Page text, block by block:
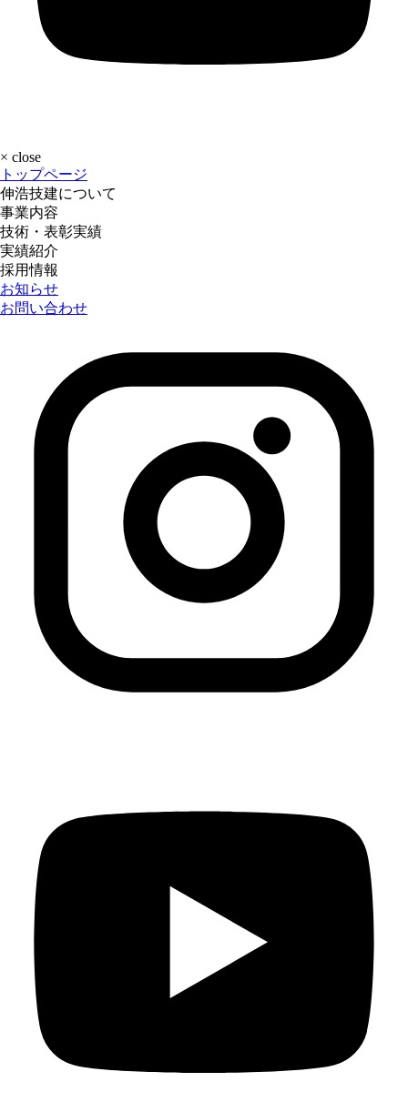
× close
トップページ
伸浩技建について
事業内容
技術・表彰実績
実績紹介
採用情報
お知らせ
お問い合わせ